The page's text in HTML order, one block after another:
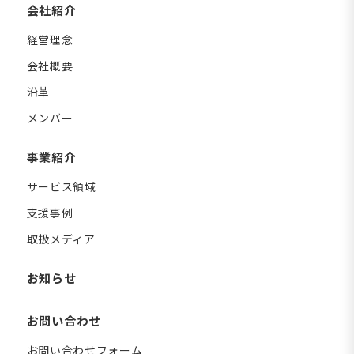
会社紹介
経営理念
会社概要
沿革
メンバー
事業紹介
サービス領域
支援事例
取扱メディア
お知らせ
お問い合わせ
お問い合わせフォーム